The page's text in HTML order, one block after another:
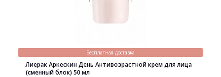
Бесплатная доставка
Лиерак Аркескин День Антивозрастной крем для лица
(сменный блок) 50 мл